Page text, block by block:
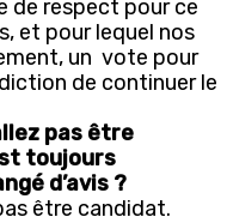
de respect pour ce
et pour lequel nos
un vote pour
de continuer le
pas être
toujours
d’avis ?
être candidat.